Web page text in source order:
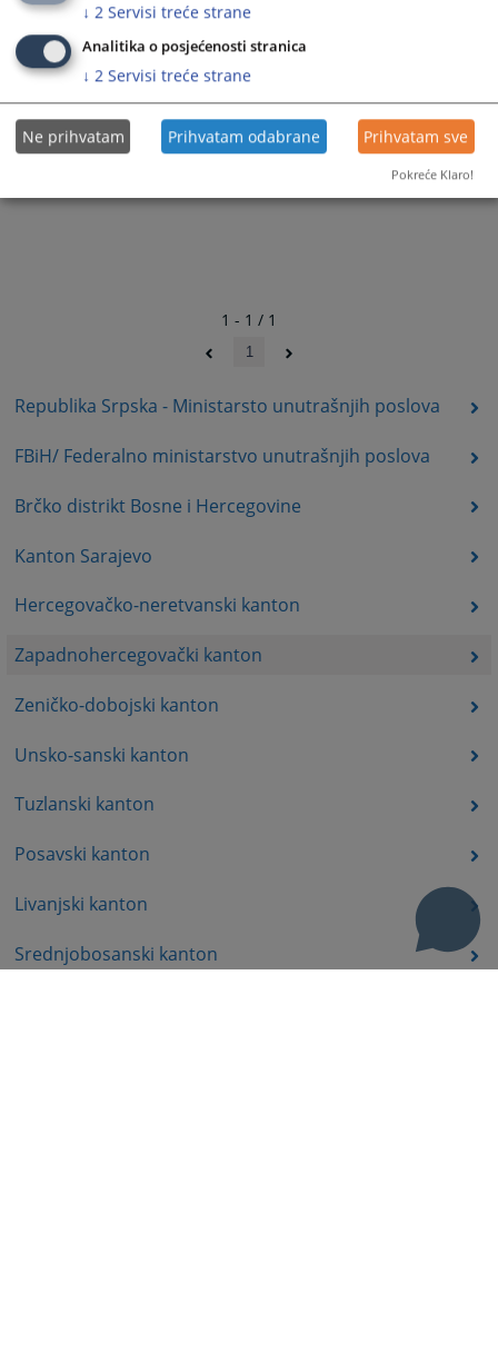
Republika Srpska - Ministarsto unutrašnjih poslova
FBiH/ Federalno ministarstvo unutrašnjih poslova
Brčko distrikt Bosne i Hercegovine
Kanton Sarajevo
Hercegovačko-neretvanski kanton
Zapadnohercegovački kanton
Zeničko-dobojski kanton
Unsko-sanski kanton
Tuzlanski kanton
Posavski kanton
Livanjski kanton
Srednjobosanski kanton
1 - 1 / 1
1
↓ 2 Servisi treće strane
Analitika o posjećenosti stranica
↓ 2 Servisi treće strane
Ne prihvatam Prihvatam odabrane Prihvatam sve
Pokreće Klaro!